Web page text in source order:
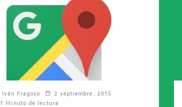
Iván Fragoso
2 septiembre, 2015
1 Minuto de lectura